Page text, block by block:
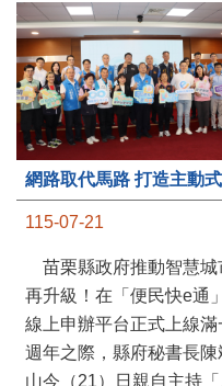
115-07-21
苗栗縣政府推動智慧城
再升級！在「便民快e通」
線上申辦平台正式上線滿
週年之際，縣府秘書長陳
山今（21）日親自主持「